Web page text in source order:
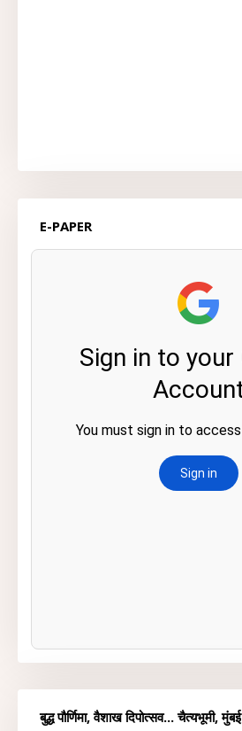
E-PAPER
बुद्ध पौर्णिमा, वैशाख दिपोत्सव... चैत्यभूमी, मुंबई